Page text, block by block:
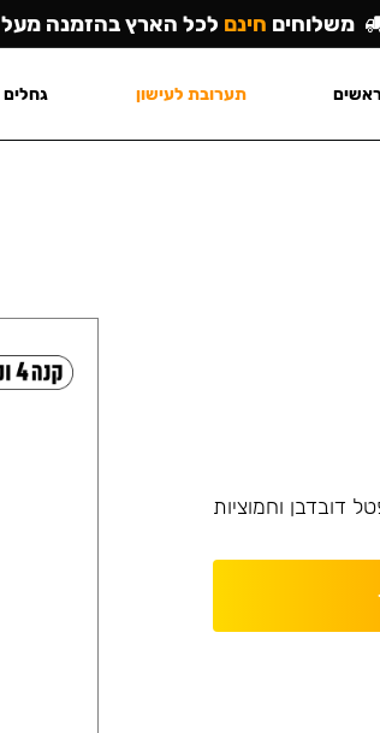
דובדבן וחמוציות
משלוחים חינם לכל הארץ בהזמנה מעל ₪449
ראשים תערובת לעישון גחלים